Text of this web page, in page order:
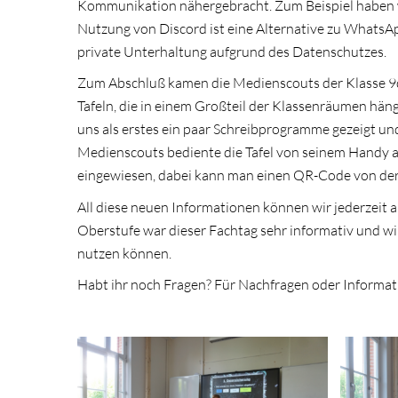
Kommunikation nähergebracht. Zum Beispiel
Nutzung von Discord ist eine Alternative zu
private Unterhaltung aufgrund des Datenschutzes.
Zum Abschluß kamen die Medienscouts der Klasse
Tafeln, die in einem Großteil der Klassenräumen
uns als erstes ein paar Schreibprogramme gezeigt
Medienscouts bediente die Tafel von seinem Handy
eingewiesen, dabei kann man einen QR-Code von
All diese neuen Informationen können wir jederzeit
Oberstufe war dieser Fachtag sehr informativ und
nutzen können.
Habt ihr noch Fragen? Für Nachfragen oder